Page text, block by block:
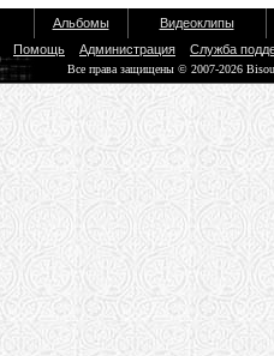
Альбомы
Видеоклипы
Помощь Администрация Служба
Все права защищены © 2007-2026